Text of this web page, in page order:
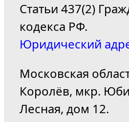
Статьи 437(2)
кодекса РФ.
Юридический
Московская
Королёв, мкр.
Лесная, дом 12.